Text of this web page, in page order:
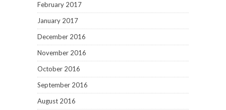
February 2017
January 2017
December 2016
November 2016
October 2016
September 2016
August 2016